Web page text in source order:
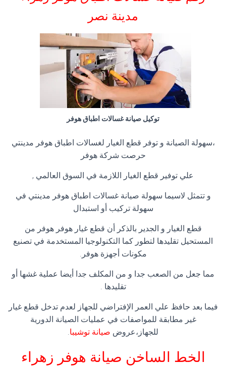
مدينة نصر
توكيل صيانة غسالات اطباق هوفر
،سهولة الصيانة و توفر قطع الغيار لغسالات اطباق هوفر مدينتي
حرصت شركة هوفر
علي توفير قطع الغيار اللازمة في السوق العالمي ,
و تتمثل لاسيما سهولة صيانة غسالات اطباق هوفر مدينتي في
سهولة تركيب أو استبدال
قطع الغيار و الجدير بالذكر أن قطع غيار هوفر هوفر من
المستحيل تقليدها لتطور كما التكنولوجيا المستخدمة في تصنيع
مكونات أجهزة هوفر.
مما جعل من الصعب جدا و من المكلف جدا أيضا عملية غشها أو
تقليدها .
فيما بعد حافظ علي العمر الإفتراضي للجهاز لعدم تدخل قطع غيار
غير مطابقة للمواصفات في عمليات الصيانة الدورية
للجهاز،عروض صيانة توشيبا.
الخط الساخن صيانة هوفر زهراء